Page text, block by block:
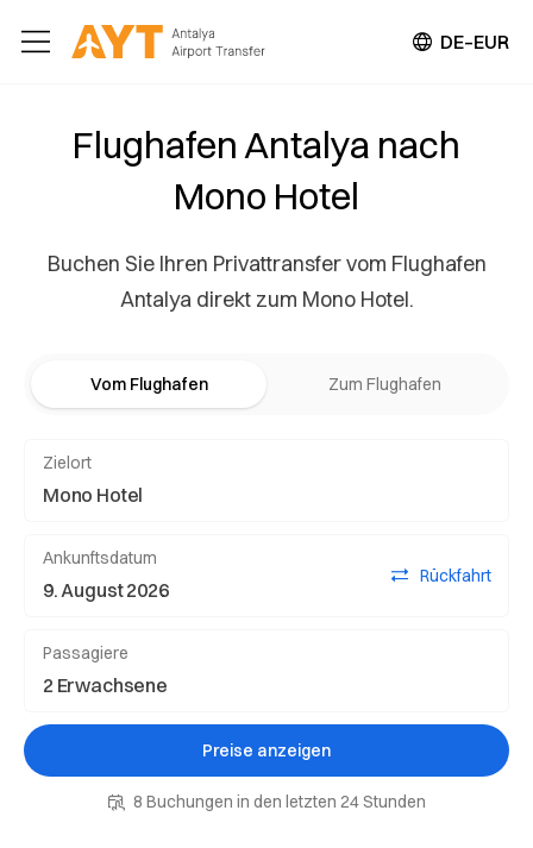
DE–EUR
Flughafen Antalya nach
Mono Hotel
Buchen Sie Ihren Privattransfer vom Flughafen
Antalya direkt zum Mono Hotel.
Vom Flughafen Zum Flughafen
Zielort
Ankunftsdatum
Rückfahrt
Passagiere
Preise anzeigen
8 Buchungen in den letzten 24 Stunden